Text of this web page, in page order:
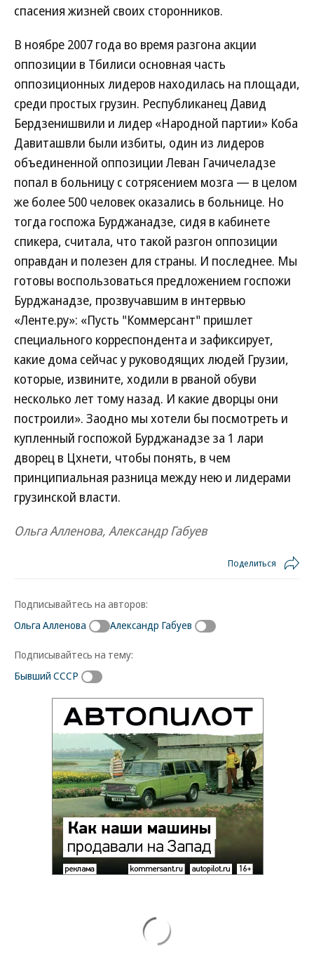
спасения жизней своих сторонников.
В ноябре 2007 года во время разгона акции
оппозиции в Тбилиси основная часть
оппозиционных лидеров находилась на площади,
среди простых грузин. Республиканец Давид
Бердзенишвили и лидер «Народной партии» Коба
Давиташвли были избиты, один из лидеров
объединенной оппозиции Леван Гачичеладзе
попал в больницу с сотрясением мозга — в целом
же более 500 человек оказались в больнице. Но
тогда госпожа Бурджанадзе, сидя в кабинете
спикера, считала, что такой разгон оппозиции
оправдан и полезен для страны. И последнее. Мы
готовы воспользоваться предложением госпожи
Бурджанадзе, прозвучавшим в интервью
«Ленте.ру»: «Пусть "Коммерсант" пришлет
специального корреспондента и зафиксирует,
какие дома сейчас у руководящих людей Грузии,
которые, извините, ходили в рваной обуви
несколько лет тому назад. И какие дворцы они
построили». Заодно мы хотели бы посмотреть и
купленный госпожой Бурджанадзе за 1 лари
дворец в Цхнети, чтобы понять, в чем
принципиальная разница между нею и лидерами
грузинской власти.
Ольга Алленова, Александр Габуев
Поделиться
Подписывайтесь на авторов:
Ольга Алленова
Александр Габуев
Подписывайтесь на тему:
Бывший СССР